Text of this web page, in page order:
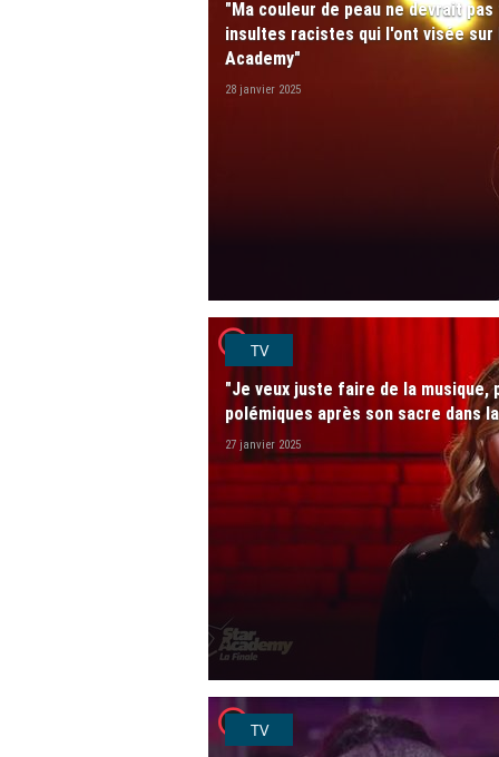
"Ma couleur de peau ne devrait
insultes racistes qui l'ont visée sur
Academy"
28 janvier 2025
player2TV
"Je veux juste faire de la musique,
polémiques après son sacre dans
27 janvier 2025
player2TV